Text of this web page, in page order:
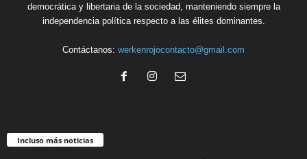
democrática y libertaria de la sociedad, manteniendo siempre la
independencia política respecto a las élites dominantes.
Contáctanos: werkenrojocontacto@gmail.com
Incluso más noticias